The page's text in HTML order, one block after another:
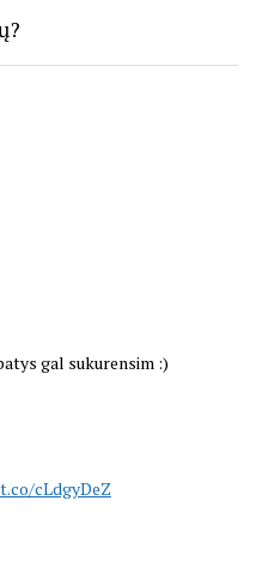
gal sukurensim :)
cLdgyDeZ